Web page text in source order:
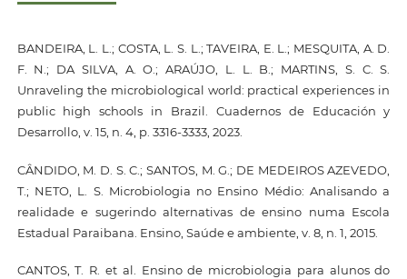
BANDEIRA, L. L.; COSTA, L. S. L.; TAVEIRA, E. L.; MESQUITA, A. D.
F. N.; DA SILVA, A. O.; ARAÚJO, L. L. B.; MARTINS, S. C. S.
Unraveling the microbiological world: practical experiences in
public high schools in Brazil. Cuadernos de Educación y
Desarrollo, v. 15, n. 4, p. 3316-3333, 2023.
CÂNDIDO, M. D. S. C.; SANTOS, M. G.; DE MEDEIROS AZEVEDO,
T.; NETO, L. S. Microbiologia no Ensino Médio: Analisando a
realidade e sugerindo alternativas de ensino numa Escola
Estadual Paraibana. Ensino, Saúde e ambiente, v. 8, n. 1, 2015.
CANTOS, T. R. et al. Ensino de microbiologia para alunos do